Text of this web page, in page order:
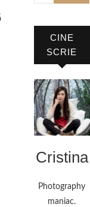
CINE
SCRIE
Cristina
Photography
maniac.